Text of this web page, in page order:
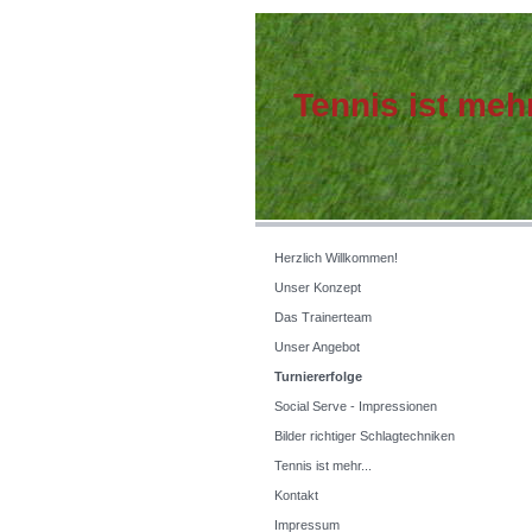
Tennis ist
Herzlich Willkommen!
Unser Konzept
Das Trainerteam
Unser Angebot
Turniererfolge
Social Serve - Impressionen
Bilder richtiger Schlagtechniken
Tennis ist mehr...
Kontakt
Impressum